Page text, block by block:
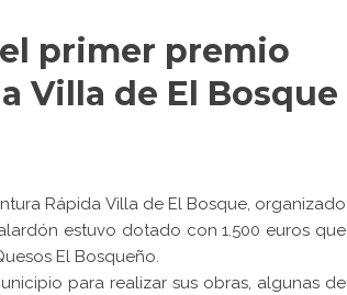
primer premio
Villa de El Bosque
Rápida Villa de El Bosque, organizado
estuvo dotado con 1.500 euros que
El Bosqueño.
para realizar sus obras, algunas de